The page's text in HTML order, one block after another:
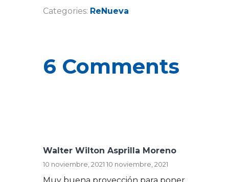
Categories: ReNueva
6 Comments
Walter Wilton Asprilla Moreno
10 noviembre, 2021 10 noviembre, 2021